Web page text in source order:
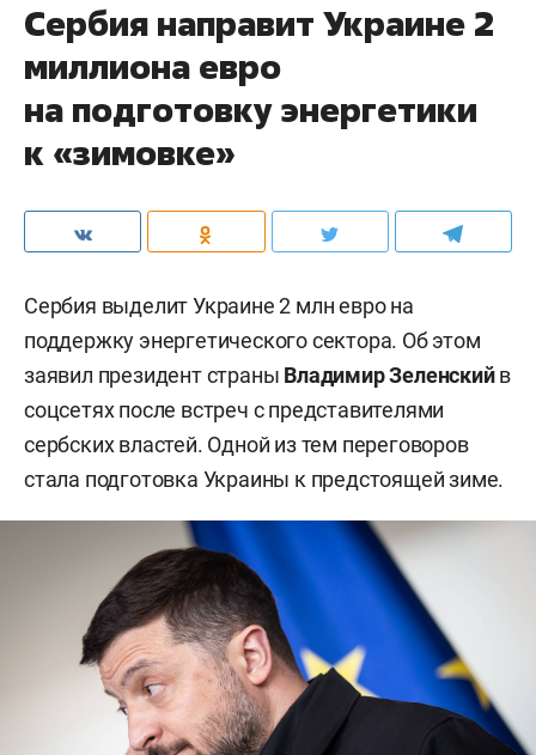
Сербия направит Украине 2
миллиона евро
на подготовку энергетики
к «зимовке»
Сербия выделит Украине 2 млн евро на
поддержку энергетического сектора. Об этом
заявил президент страны Владимир Зеленскийв
соцсетях после встреч с представителями
сербских властей. Одной из тем переговоров
стала подготовка Украины к предстоящей зиме.